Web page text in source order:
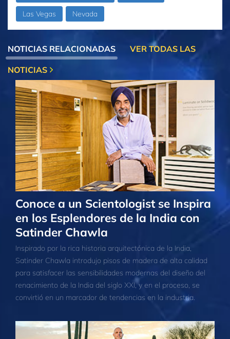
Las Vegas Nevada
NOTICIAS RELACIONADAS VER TODAS LAS
NOTICIAS
Conoce a un Scientologist se Inspira
en los Esplendores de la India con
Satinder Chawla
Inspirado por la rica historia arquitectónica de la India,
Satinder Chawla introdujo pisos de madera de alta calidad
para satisfacer las sensibilidades modernas del diseño del
renacimiento de la India del siglo XXI, y en el proceso, se
convirtió en un marcador de tendencias en la industria.